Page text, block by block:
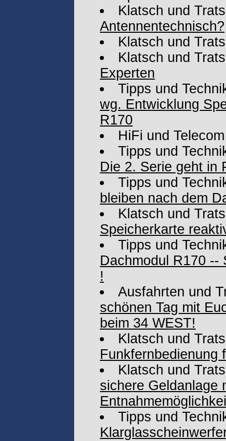
Klatsch und
Antennentechnisch?
Klatsch und
Klatsch und
Experten
Tipps und
wg. Entwicklung
R170
HiFi und Telecom
Tipps und
Die 2. Serie geht in
Tipps und
bleiben nach dem
Klatsch und
Speicherkarte
Tipps und
Dachmodul R170 --
!
Ausfahrten und
schönen Tag mit
beim 34 WEST!
Klatsch und
Funkfernbedienung
Klatsch und
sichere Geldanlage
Tipps und